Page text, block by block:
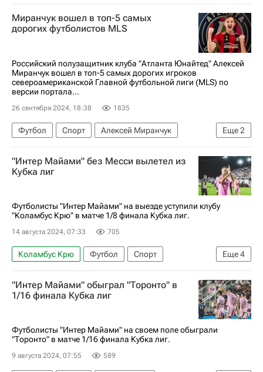
Луис Суарес
Диего Росси Интер Спорт
Миранчук вошел в топ-5 самых
дорогих футболистов MLS
Российский полузащитник клуба "Атланта Юнайтед" Алексей
Миранчук вошел в топ-5 самых дорогих игроков
североамериканской Главной футбольной лиги (MLS) по
версии портала...
26 сентября 2024, 18:38 1835
Еще2
Футбол Спорт
Алексей Миранчук
Атланта Юнайтед
Major League Soccer 2025
"Интер Майами" без Месси вылетел из
Кубка лиг
Футболисты "Интер Майами" на выезде уступили клубу
"Коламбус Крю" в матче 1/8 финала Кубка лиг.
14 августа 2024, 07:33 705
Еще4
Коламбус Крю Футбол
Спорт
Лионель Месси
Нью-Йорк Сити
Диего Росси
Кристиан Рамирес
"Интер Майами" обыграл "Торонто" в
1/16 финала Кубка лиг
Футболисты "Интер Майами" на своем поле обыграли
"Торонто" в матче 1/16 финала Кубка лиг.
9 августа 2024, 07:55 589